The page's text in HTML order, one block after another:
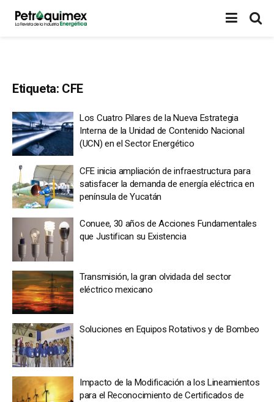
Etiqueta: CFE
Los Cuatro Pilares de la Nueva Estrategia
Interna de la Unidad de Contenido Nacional
(UCN) en el Sector Energético
CFE inicia ampliación de infraestructura para
satisfacer la demanda de energía eléctrica en
península de Yucatán
Conuee, 30 años de Acciones Fundamentales
que Justifican su Existencia
Transmisión, la gran olvidada del sector
eléctrico mexicano
Soluciones en Equipos Rotativos y de Bombeo
Impacto de la Modificación a los Lineamientos
para el Reconocimiento de Certificados de